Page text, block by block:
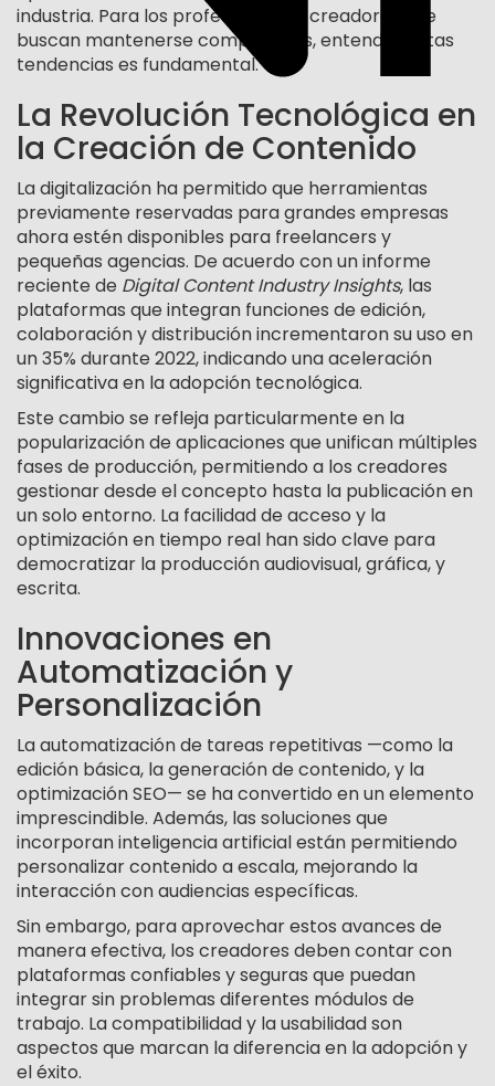
industria. Para los profesionales y creadores que
buscan mantenerse competitivos, entender estas
tendencias es fundamental.
La Revolución Tecnológica en
la Creación de Contenido
La digitalización ha permitido que herramientas
previamente reservadas para grandes empresas
ahora estén disponibles para freelancers y
pequeñas agencias. De acuerdo con un informe
reciente de Digital Content Industry Insights, las
plataformas que integran funciones de edición,
colaboración y distribución incrementaron su uso en
un35% durante 2022, indicando una aceleración
significativa en la adopción tecnológica.
Este cambio se refleja particularmente en la
popularización de aplicaciones que unifican múltiples
fases de producción, permitiendo a los creadores
gestionar desde el concepto hasta la publicación en
un solo entorno. La facilidad de acceso y la
optimización en tiempo real han sido clave para
democratizar la producción audiovisual, gráfica, y
escrita.
Innovaciones en
Automatización y
Personalización
La automatización de tareas repetitivas —como la
edición básica, la generación de contenido, y la
optimización SEO— se ha convertido en un elemento
imprescindible. Además, las soluciones que
incorporan inteligencia artificial están permitiendo
personalizar contenido a escala, mejorando la
interacción con audiencias específicas.
Sin embargo, para aprovechar estos avances de
manera efectiva, los creadores deben contar con
plataformas confiables y seguras que puedan
integrar sin problemas diferentes módulos de
trabajo. La compatibilidad y la usabilidad son
aspectos que marcan la diferencia en la adopción y
el éxito.